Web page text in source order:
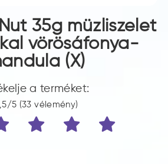
35g müzliszelet
vörösáfonya-
(X)
a terméket:
5 (33 vélemény)